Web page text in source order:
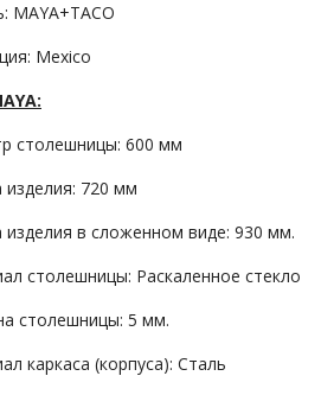
MAYA+TACO
Mexico
столешницы: 600 мм
720 мм
в сложенном виде: 930 мм.
столешницы: Раскаленное стекло
столешницы: 5 мм.
каркаса (корпуса): Сталь